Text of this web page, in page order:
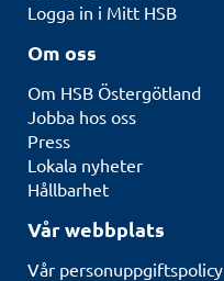
Logga in i Mitt HSB
Om oss
Om HSB Östergötland
Jobba hos oss
Press
Lokala nyheter
Hållbarhet
Vår webbplats
Vår personuppgiftspolicy